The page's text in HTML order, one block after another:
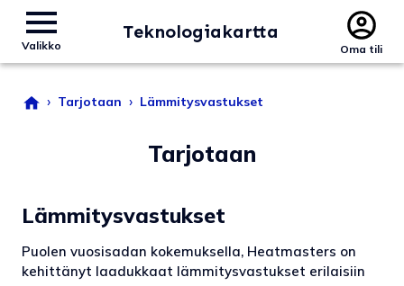
Valikko
Teknologiakartta
Oma tili
› Tarjotaan › Lämmitysvastukset
Tarjotaan
Lämmitysvastukset
Puolen vuosisadan kokemuksella, Heatmasters on
kehittänyt laadukkaat lämmitysvastukset erilaisiin